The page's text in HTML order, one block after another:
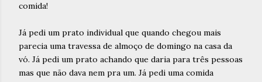
comida!
Já pedi um prato individual que quando chegou mais
parecia uma travessa de almoço de domingo na casa da
vó. Já pedi um prato achando que daria para três pessoas
mas que não dava nem pra um. Já pedi uma comida